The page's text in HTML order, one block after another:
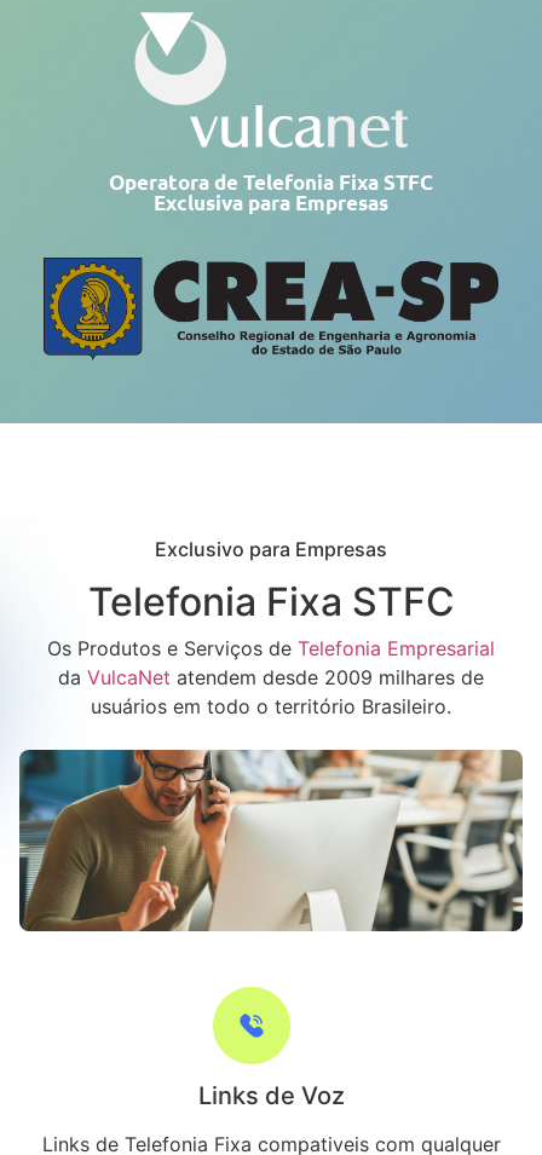
Operatora de Telefonia Fixa STFC
Exclusiva para Empresas
Exclusivo para Empresas
Telefonia Fixa STFC
Os Produtos e Serviços de Telefonia Empresarial
da VulcaNet atendem desde 2009 milhares de
usuários em todo o território Brasileiro.
Links de Voz
Links de Telefonia Fixa compativeis com qualquer